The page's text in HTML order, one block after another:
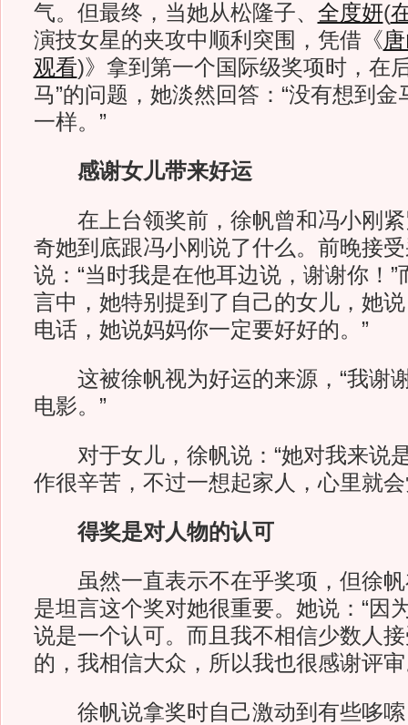
气。但最终，当她从松隆子、 全度妍(
演技女星的夹攻中顺利突围，凭借《
观看)》拿到第一个国际级奖项时，在
马”的问题，她淡然回答：“没有想到
一样。”
感谢女儿带来好运
在上台领奖前，徐帆曾和冯小刚紧
奇她到底跟冯小刚说了什么。前晚接
说：“当时我是在他耳边说，谢谢你！
言中，她特别提到了自己的女儿，她
电话，她说妈妈你一定要好好的。”
这被徐帆视为好运的来源，“我谢
电影。”
对于女儿，徐帆说：“她对我来说
作很辛苦，不过一想起家人，心里就
得奖是对人物的认可
虽然一直表示不在乎奖项，但徐帆
是坦言这个奖对她很重要。她说：“因
说是一个认可。而且我不相信少数人
的，我相信大众，所以我也很感谢评审
徐帆说拿奖时自己激动到有些哆嗦